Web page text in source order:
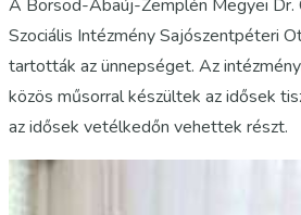
A Borsod-Abaúj-Zemplén Megyei Dr.
Szociális Intézmény Sajószentpéteri
tartották az ünnepséget. Az
közös műsorral készültek az idősek
az idősek vetélkedőn vehettek részt.